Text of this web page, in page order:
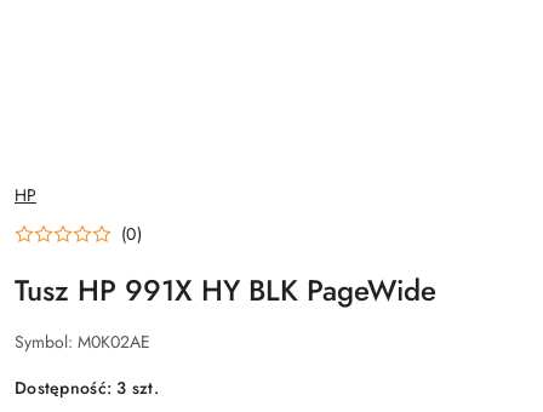
NAZWA
PRODUCENTA:
HP
(0)
Tusz HP 991X HY BLK PageWide
Symbol: M0K02AE
Dostępność:3 szt.